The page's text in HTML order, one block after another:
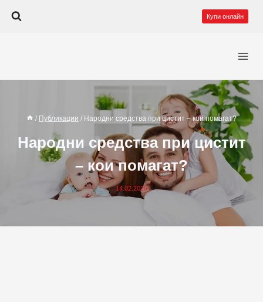
съдържанието
Купи онлайн
/ Публикации / Народни средства при цистит – кои помагат?
Народни средства при цистит
– кои помагат?
14.02.2025